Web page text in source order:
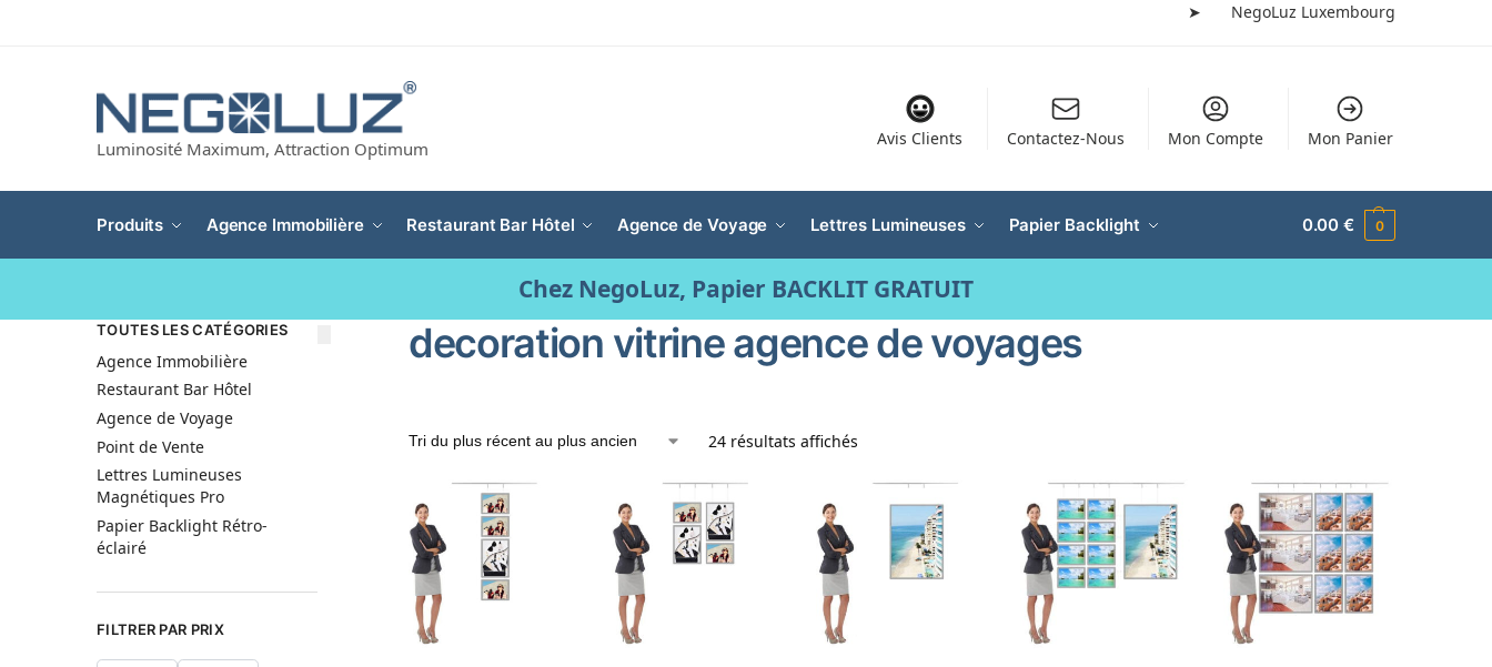
➤ NegoLuz Luxembourg
Luminosité Maximum, Attraction Optimum
Avis Clients Contactez-Nous Mon Compte Mon Panier
Produits Agence Immobilière Restaurant Bar Hôtel Agence de Voyage Lettres Lumineuses Papier Backlight 0.00€ 0
Chez NegoLuz, Papier BACKLIT GRATUIT
decoration vitrine agence de voyages
24 résultats affichés
TOUTES LES CATÉGORIES
Agence Immobilière
Restaurant Bar Hôtel
Agence de Voyage
Point de Vente
Lettres Lumineuses
Magnétiques Pro
Papier Backlight Rétro-
éclairé
FILTRER PAR PRIX